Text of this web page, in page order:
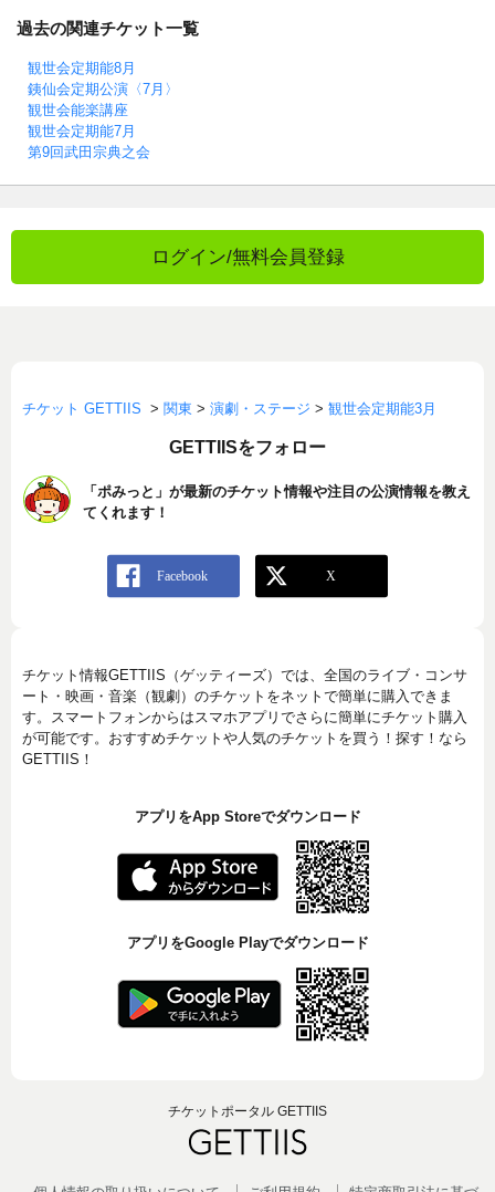
過去の関連チケット一覧
観世会定期能8月
銕仙会定期公演〈7月〉
観世会能楽講座
観世会定期能7月
第9回武田宗典之会
ログイン/無料会員登録
チケット GETTIIS > 関東 > 演劇・ステージ > 観世会定期能3月
GETTIISをフォロー
「ポみっと」が最新のチケット情報や注目の公演情報を教え
てくれます！
チケット情報GETTIIS（ゲッティーズ）では、全国のライブ・コンサ
ート・映画・音楽（観劇）のチケットをネットで簡単に購入できま
す。スマートフォンからはスマホアプリでさらに簡単にチケット購入
が可能です。おすすめチケットや人気のチケットを買う！探す！なら
GETTIIS！
アプリをApp Storeでダウンロード
アプリをGoogle Playでダウンロード
チケットポータル GETTIIS